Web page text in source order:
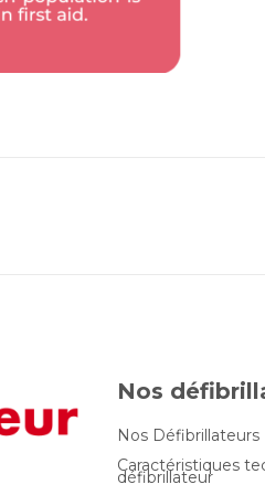
Nos
Nos Défibrillateurs
Caractéristiques
défibrillateur